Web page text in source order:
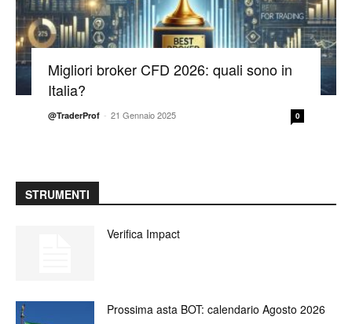
Migliori broker CFD 2026: quali sono in
Italia?
@TraderProf - 21 Gennaio 2025 0
STRUMENTI
Verifica Impact
Prossima asta BOT: calendario Agosto 2026